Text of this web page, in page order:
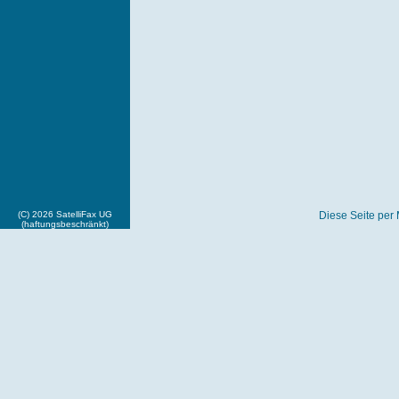
(C) 2026 SatelliFax UG
(haftungsbeschränkt)
Diese Seite per